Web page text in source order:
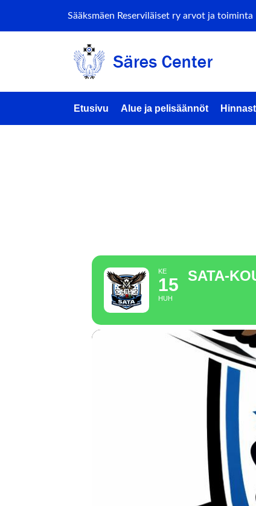
Sääksmäen Reserviläiset ry arvot ja toiminta
Etusivu Alue ja pelisäännöt
KE
15
HUH
SATA-